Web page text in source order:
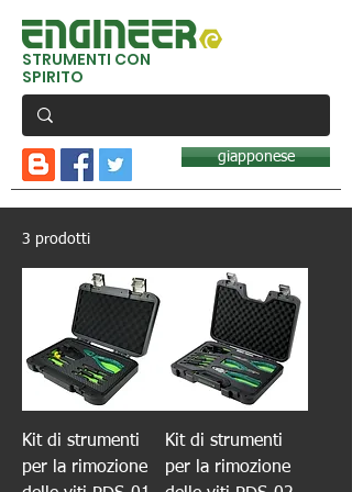
STRUMENTI CON
SPIRITO
giapponese
3 prodotti
Kit di strumenti
per la rimozione
Kit di strumenti
per la rimozione